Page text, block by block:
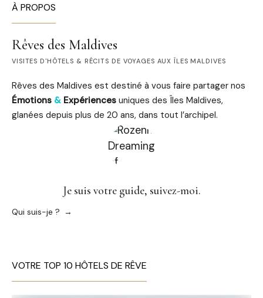
À PROPOS
Rêves des Maldives
VISITES D'HÔTELS & RÉCITS DE VOYAGES AUX ÎLES MALDIVES
Rêves des Maldives est destiné à vous faire partager nos
Émotions & Expériences uniques des Îles Maldives,
glanées depuis plus de 20 ans, dans tout l’archipel.
Je suis votre guide, suivez-moi.
Qui suis-je ?
VOTRE TOP 10 HÔTELS DE RÊVE